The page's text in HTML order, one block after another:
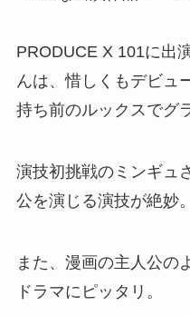
PRODUCE X 101に出
んは、惜しくもデビュ
持ち前のルックスでグ
演技初挑戦のミンギュ
公を演じる演技が絶妙。
また、漫画の主人公の
ドラマにピッタリ。